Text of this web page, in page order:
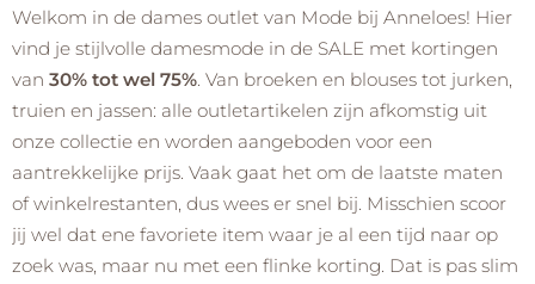
Welkom in de dames outlet van Mode bij Anneloes! Hier
vind je stijlvolle damesmode in de SALE met kortingen
van 30% tot wel 75%. Van broeken en blouses tot jurken,
truien en jassen: alle outletartikelen zijn afkomstig uit
onze collectie en worden aangeboden voor een
aantrekkelijke prijs. Vaak gaat het om de laatste maten
of winkelrestanten, dus wees er snel bij. Misschien scoor
jij wel dat ene favoriete item waar je al een tijd naar op
zoek was, maar nu met een flinke korting. Dat is pas slim